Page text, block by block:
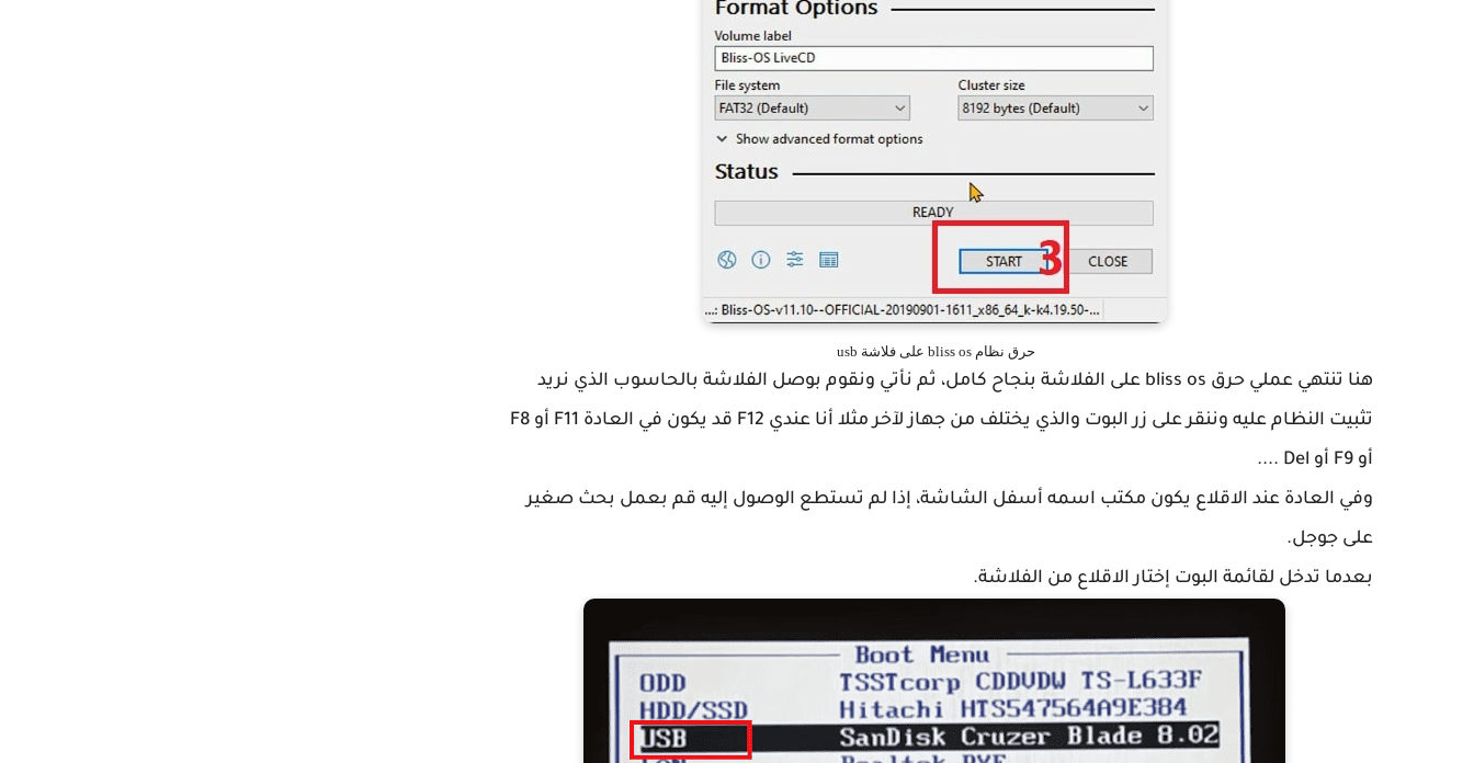
حرق نظام bliss os على فلاشة usb
هنا تنتهي عملي حرق bliss os على الفلاشة بنجاح كامل، ثم نأتي ونقوم بوصل الفلاشة بالحاسوب الذي نريد
تثبيت النظام عليه وننقر على زر البوت والذي يختلف من جهاز لآخر مثلا أنا عندي F12 قد يكون في العادة F11 أو F8
أو F9 أو Del ....
وفي العادة عند الاقلاع يكون مكتب اسمه أسفل الشاشة، إذا لم تستطع الوصول إليه قم بعمل بحث صغير
على جوجل.
بعدما تدخل لقائمة البوت إختار الاقلاع من الفلاشة.